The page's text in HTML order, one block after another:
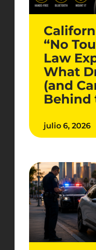
“No
Law
What
(and
Behind
julio 6, 2026